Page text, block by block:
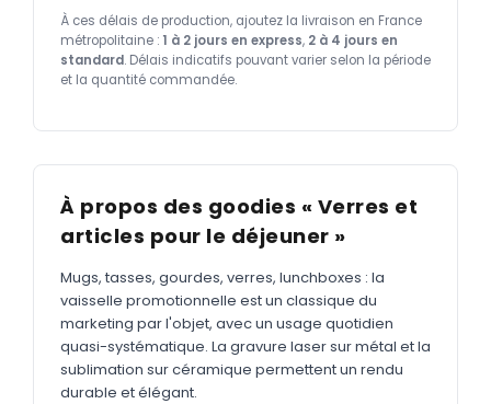
À ces délais de production, ajoutez la livraison en France
métropolitaine : 1 à 2 jours en express, 2 à 4 jours en
standard. Délais indicatifs pouvant varier selon la période
et la quantité commandée.
À propos des goodies « Verres et
articles pour le déjeuner »
Mugs, tasses, gourdes, verres, lunchboxes : la
vaisselle promotionnelle est un classique du
marketing par l'objet, avec un usage quotidien
quasi-systématique. La gravure laser sur métal et la
sublimation sur céramique permettent un rendu
durable et élégant.